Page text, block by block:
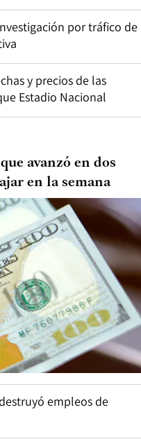
por tráfico de
y precios de las
Estadio Nacional
avanzó en dos
en la semana
empleos de